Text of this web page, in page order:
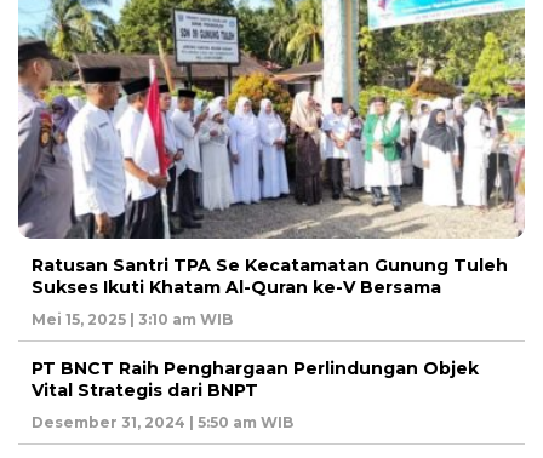
Ratusan Santri TPA Se Kecatamatan Gunung Tuleh
Sukses Ikuti Khatam Al-Quran ke-V Bersama
Mei 15, 2025 | 3:10 am WIB
PT BNCT Raih Penghargaan Perlindungan Objek
Vital Strategis dari BNPT
Desember 31, 2024 | 5:50 am WIB